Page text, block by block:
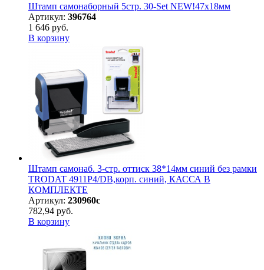
Штамп самонаборный 5стр. 30-Set NEW!47х18мм
Артикул: 396764
1 646 руб.
В корзину
Штамп самонаб. 3-стр. оттиск 38*14мм синий без рамки
TRODAT 4911P4/DB,корп. синий, КАССА В
КОМПЛЕКТЕ
Артикул: 230960с
782,94 руб.
В корзину